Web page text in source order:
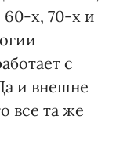
60-х, 70-х и
с
и внешне
все та же